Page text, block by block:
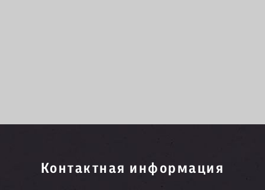
Контактная информация